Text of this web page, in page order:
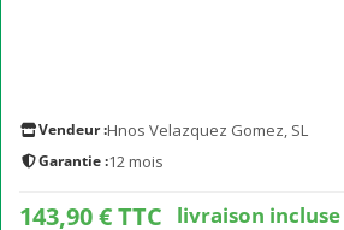
Vendeur :Hnos Velazquez Gomez, SL
Garantie :12 mois
143,90 € TTC livraison incluse